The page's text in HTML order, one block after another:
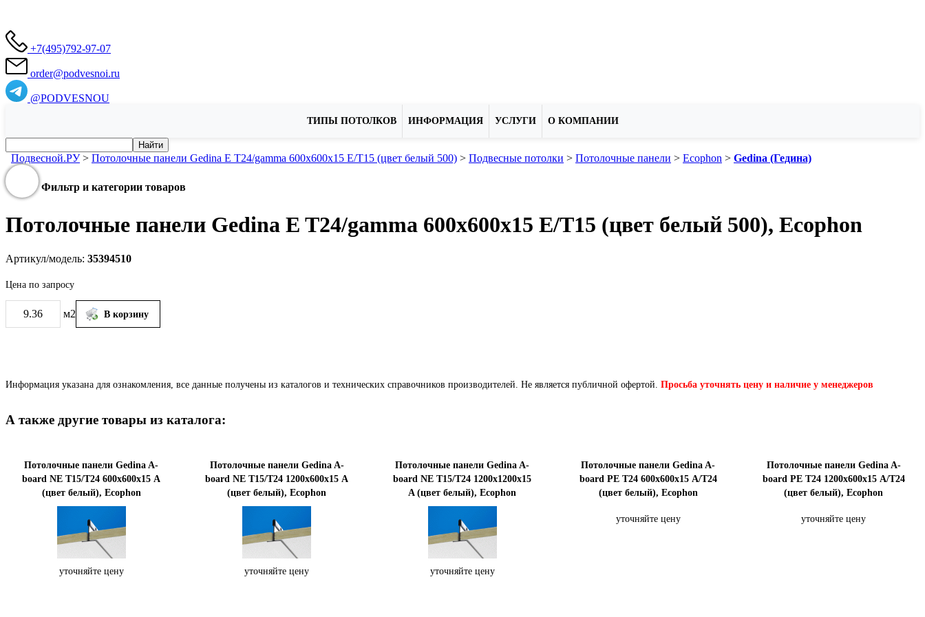
+7(495)792-97-07
order@podvesnoi.ru
@PODVESNOU
ТИПЫ ПОТОЛКОВ ИНФОРМАЦИЯ УСЛУГИ О КОМПАНИИ
Подвесной.РУ> Потолочные панели Gedina E T24/gamma 600x600х15 E/T15 (цвет белый 500) > Подвесные потолки > Потолочные панели > Ecophon > Gedina (Гедина)
Фильтр и категории товаров
Потолочные панели Gedina E T24/gamma 600x600х15 E/T15 (цвет белый 500), Ecophon
Артикул/модель: 35394510
Цена по запросу
м2
Информация указана для ознакомления, все данные получены из каталогов и технических справочников производителей. Не является публичной офертой. Просьба уточнять цену и наличие у менеджеров
А также другие товары из каталога:
Потолочные панели Gedina A-
board NE T15/T24 600x600х15 A
(цвет белый), Ecophon
уточняйте цену
Потолочные панели Gedina A-
board NE T15/T24 1200x600х15 A
(цвет белый), Ecophon
уточняйте цену
Потолочные панели Gedina A-
board NE T15/T24 1200x1200х15
A (цвет белый), Ecophon
уточняйте цену
Потолочные панели Gedina A-
board PE T24 600x600х15 A/T24
(цвет белый), Ecophon
уточняйте цену
Потолочные панели Gedina A-
board PE T24 1200x600х15 A/T24
(цвет белый), Ecophon
уточняйте цену